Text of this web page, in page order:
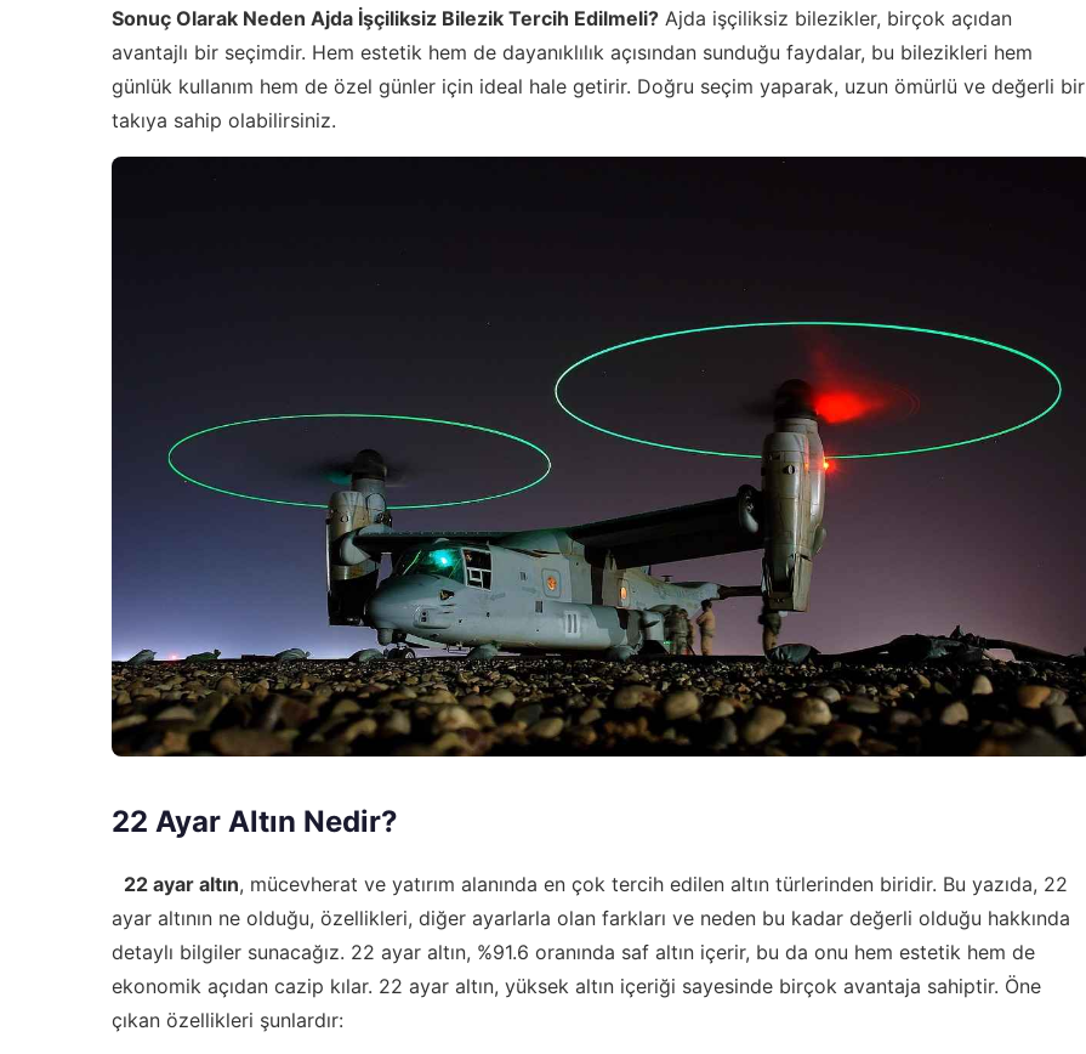
Sonuç Olarak Neden Ajda İşçiliksiz Bilezik Tercih Edilmeli? Ajda işçiliksiz bilezikler, birçok açıdan
avantajlı bir seçimdir. Hem estetik hem de dayanıklılık açısından sunduğu faydalar, bu bilezikleri hem
günlük kullanım hem de özel günler için ideal hale getirir. Doğru seçim yaparak, uzun ömürlü ve değerli bir
takıya sahip olabilirsiniz.
22 Ayar Altın Nedir?
22 ayar altın, mücevherat ve yatırım alanında en çok tercih edilen altın türlerinden biridir. Bu yazıda, 22
ayar altının ne olduğu, özellikleri, diğer ayarlarla olan farkları ve neden bu kadar değerli olduğu hakkında
detaylı bilgiler sunacağız. 22 ayar altın, %91.6 oranında saf altın içerir, bu da onu hem estetik hem de
ekonomik açıdan cazip kılar. 22 ayar altın, yüksek altın içeriği sayesinde birçok avantaja sahiptir. Öne
çıkan özellikleri şunlardır: